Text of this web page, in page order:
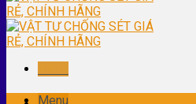
Menu